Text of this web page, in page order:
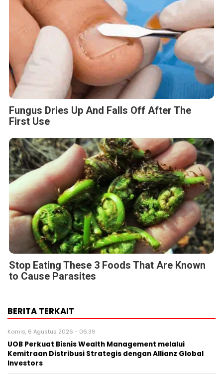
Fungus Dries Up And Falls Off After The
First Use
Stop Eating These 3 Foods That Are Known
to Cause Parasites
BERITA TERKAIT
Kamis, 6 Agustus 2026 - 06:39
UOB Perkuat Bisnis Wealth Management melalui
Kemitraan Distribusi Strategis dengan Allianz Global
Investors